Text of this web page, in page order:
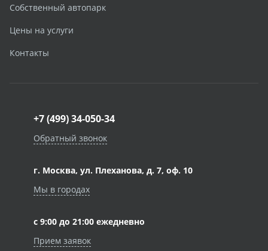
Собственный автопарк
Цены на услуги
Контакты
+7 (499) 34-050-34
Обратный звонок
г. Москва, ул. Плеханова, д. 7, оф. 10
Мы в городах
с 9:00 до 21:00 ежедневно
Прием заявок